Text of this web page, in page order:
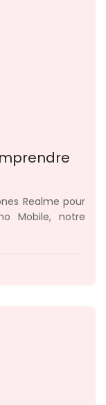
Realme pour
Mobile, notre